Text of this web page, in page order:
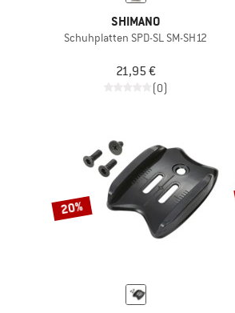
SHIMANO
Schuhplatten SPD-SL SM-SH12
21,95 €
(0)
20%